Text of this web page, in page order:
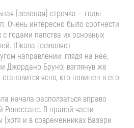
(зеленая) строчка — годы
Очень интересно было соотнести
годами папства их основных
Шкала позволяет
направлении: глядя на нее,
Джордано Бруно; взглянув же
ясно, кто повинен в его
начала расползаться вправо
Ренессанс. В правой части
и в современниках Вазари